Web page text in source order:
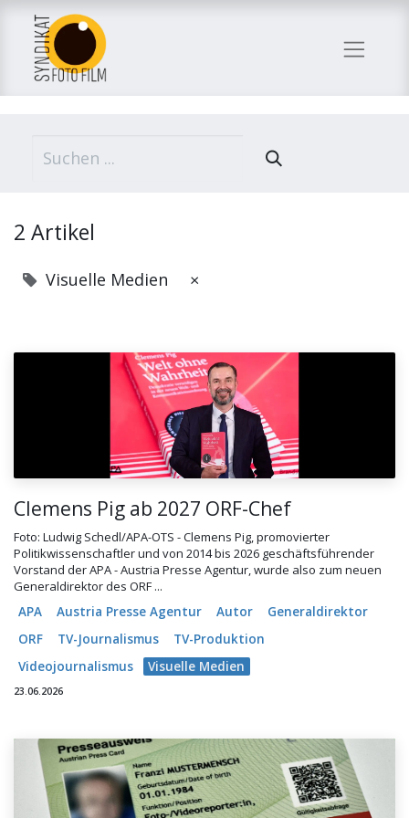
2 Artikel
Visuelle Medien ×
Clemens Pig ab 2027 ORF-Chef
Foto: Ludwig Schedl/APA-OTS - Clemens Pig, promovierter
Politikwissenschaftler und von 2014 bis 2026 geschäftsführender
Vorstand der APA - Austria Presse Agentur, wurde also zum neuen
Generaldirektor des ORF ...
APA
Austria Presse Agentur Autor
Generaldirektor
ORF
TV-Journalismus
TV-Produktion
Videojournalismus
Visuelle Medien
23.06.2026